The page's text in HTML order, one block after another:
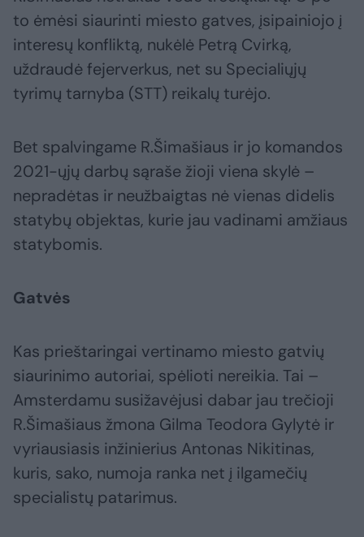
to ėmėsi siaurinti miesto gatves, įsipainiojo į
interesų konfliktą, nukėlė Petrą Cvirką,
uždraudė fejerverkus, net su Specialiųjų
tyrimų tarnyba (STT) reikalų turėjo.
Bet spalvingame R.Šimašiaus ir jo komandos
2021-ųjų darbų sąraše žioji viena skylė –
nepradėtas ir neužbaigtas nė vienas didelis
statybų objektas, kurie jau vadinami amžiaus
statybomis.
Gatvės
Kas prieštaringai vertinamo miesto gatvių
siaurinimo autoriai, spėlioti nereikia. Tai –
Amsterdamu susižavėjusi dabar jau trečioji
R.Šimašiaus žmona Gilma Teodora Gylytė ir
vyriausiasis inžinierius Antonas Nikitinas,
kuris, sako, numoja ranka net į ilgamečių
specialistų patarimus.